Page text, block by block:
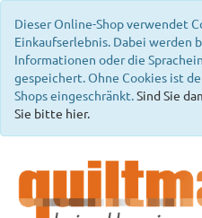
Dieser Online-Shop verwendet
Einkaufserlebnis. Dabei werden
Informationen oder die
gespeichert. Ohne Cookies ist
Shops eingeschränkt.Sind Sie
Sie bitte hier.